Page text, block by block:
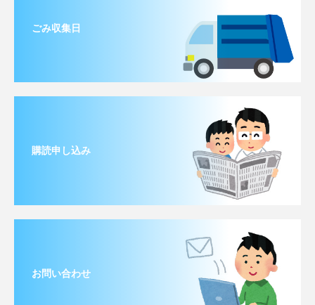
ごみ収集日
購読申し込み
お問い合わせ